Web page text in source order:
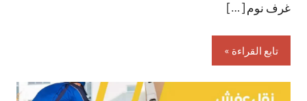
غرف نوم […]
تابع القراءة